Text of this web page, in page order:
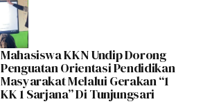
Mahasiswa KKN Undip Dorong
Penguatan Orientasi Pendidikan
Masyarakat Melalui Gerakan “1
KK 1 Sarjana” Di Tunjungsari